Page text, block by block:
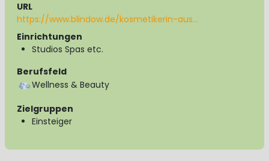
URL
https://www.blindow.de/kosmetikerin-aus…
Einrichtungen
Studios Spas etc.
Berufsfeld
Wellness & Beauty
Zielgruppen
Einsteiger